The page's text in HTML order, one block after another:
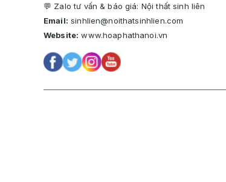
💬 Zalo tư vấn & báo giá: Nội thất sinh liên
Email: sinhlien@noithatsinhlien.com
Website: www.hoaphathanoi.vn